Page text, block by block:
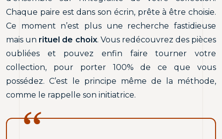
Chaque paire est dans son écrin, prête à être choisie.
Ce moment n’est plus une recherche fastidieuse
mais un rituel de choix. Vous redécouvrez des pièces
oubliées et pouvez enfin faire tourner votre
collection, pour porter 100% de ce que vous
possédez. C’est le principe même de la méthode,
comme le rappelle son initiatrice.